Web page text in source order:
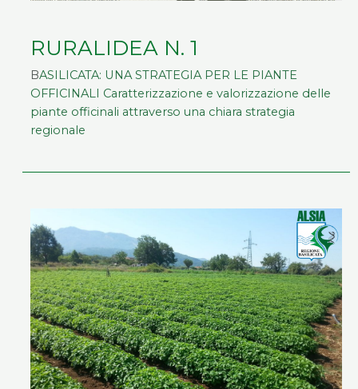
RURALIDEA N. 1
BASILICATA: UNA STRATEGIA PER LE PIANTE
OFFICINALI Caratterizzazione e valorizzazione delle
piante officinali attraverso una chiara strategia
regionale